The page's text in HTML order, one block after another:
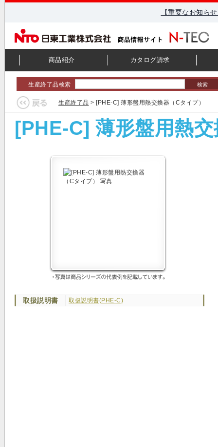
【重要なお知ら
商品紹介 カタログ請求
生産終了品検索 検索
生産終了品 > [PHE-C] 薄形盤用熱交換器（Cタイプ）
[PHE-C] 薄形盤用熱
取扱説明書 取扱説明書(PHE-C)